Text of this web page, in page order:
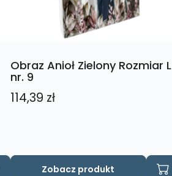
Obraz Anioł Zielony Rozmiar L
nr. 9
114,39 zł
Zobacz produkt